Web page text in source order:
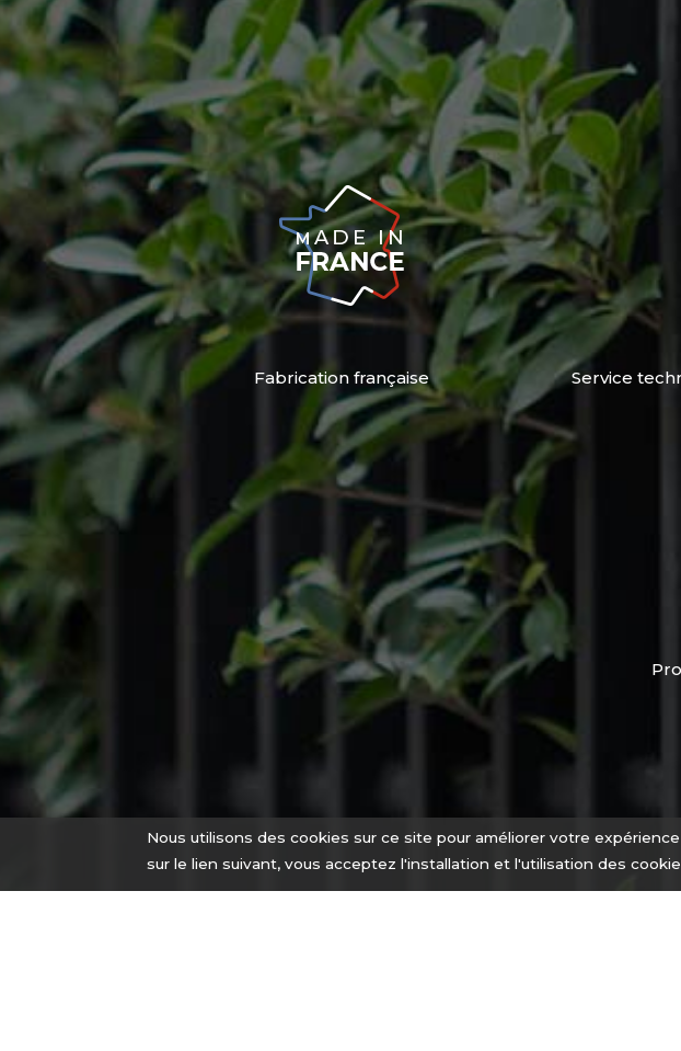
Fabrication française Service
Nous utilisons des cookies sur ce site pour améliorer votre
sur le lien suivant, vous acceptez l'installation et l'utilisation des